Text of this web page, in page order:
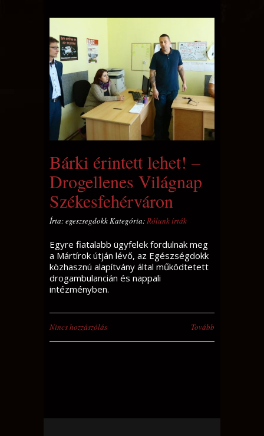
Bárki érintett lehet! –
Drogellenes Világnap
Székesfehérváron
Írta: egeszsegdokk Kategória:Rólunk írták
Egyre fiatalabb ügyfelek fordulnak meg
a Mártírok útján lévő, az Egészségdokk
közhasznú alapítvány által működtetett
drogambulancián és nappali
intézményben.
Nincs hozzászólás Tovább